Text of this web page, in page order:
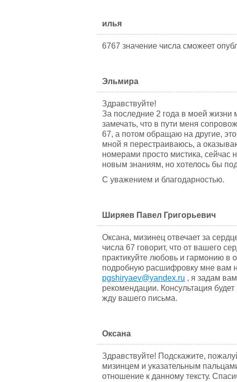
илья
6767 значение числа сможеет
Эльмира
Здравствуйте!
За последние 2 года в моей жизни
замечать, что в пути меня
67, а потом обращаю на другие,
мной я перестраиваюсь, а
номерами просто мистика, сейчас
новым знаниям, но хотелось бы
С уважением и благодарностью.
Ширяев Павел Григорьевич
Оксана, мизинец отвечает за
числа 67 говорит, что от вашего
практикуйте любовь и гармонию в
подробную расшифровку мне вам
pgshiryaev@yandex.ru , я задам
рекомендации. Консультация
жду вашего письма.
Оксана
Здравствуйте! Подскажите,
мизинцем и указательным
отношение к данному тексту.